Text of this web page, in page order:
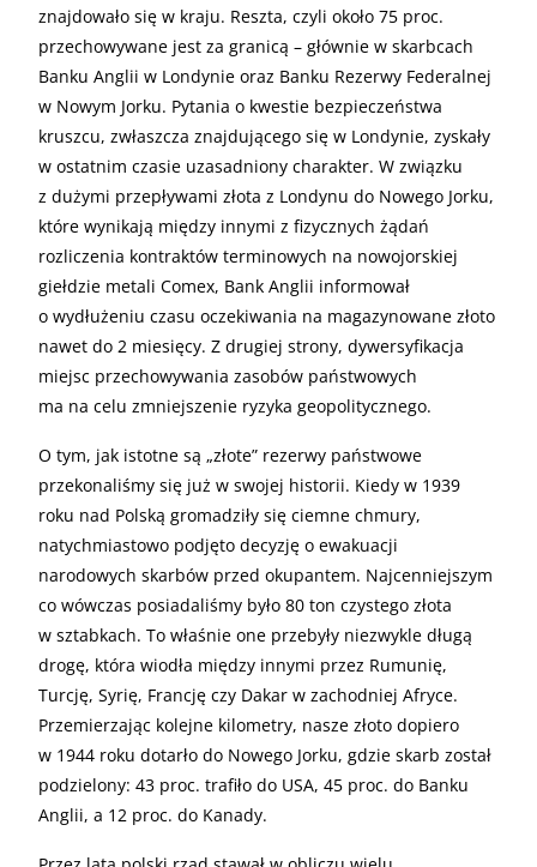
znajdowało się w kraju. Reszta, czyli około 75 proc.
przechowywane jest za granicą – głównie w skarbcach
Banku Anglii w Londynie oraz Banku Rezerwy Federalnej
w Nowym Jorku. Pytania o kwestie bezpieczeństwa
kruszcu, zwłaszcza znajdującego się w Londynie, zyskały
w ostatnim czasie uzasadniony charakter. W związku
z dużymi przepływami złota z Londynu do Nowego Jorku,
które wynikają między innymi z fizycznych żądań
rozliczenia kontraktów terminowych na nowojorskiej
giełdzie metali Comex, Bank Anglii informował
o wydłużeniu czasu oczekiwania na magazynowane złoto
nawet do 2 miesięcy. Z drugiej strony, dywersyfikacja
miejsc przechowywania zasobów państwowych
ma na celu zmniejszenie ryzyka geopolitycznego.
O tym, jak istotne są „złote” rezerwy państwowe
przekonaliśmy się już w swojej historii. Kiedy w 1939
roku nad Polską gromadziły się ciemne chmury,
natychmiastowo podjęto decyzję o ewakuacji
narodowych skarbów przed okupantem. Najcenniejszym
co wówczas posiadaliśmy było 80 ton czystego złota
w sztabkach. To właśnie one przebyły niezwykle długą
drogę, która wiodła między innymi przez Rumunię,
Turcję, Syrię, Francję czy Dakar w zachodniej Afryce.
Przemierzając kolejne kilometry, nasze złoto dopiero
w 1944 roku dotarło do Nowego Jorku, gdzie skarb został
podzielony: 43 proc. trafiło do USA, 45 proc. do Banku
Anglii, a 12 proc. do Kanady.